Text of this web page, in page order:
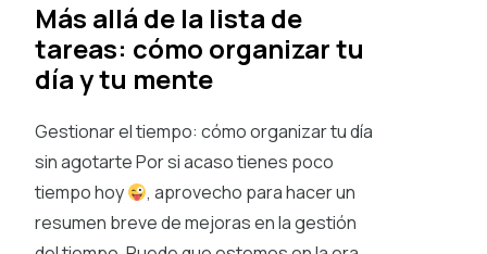
Más allá de la lista de
tareas: cómo organizar tu
día y tu mente
Gestionar el tiempo: cómo organizar tu día
sin agotarte Por si acaso tienes poco
tiempo hoy
, aprovecho para hacer un
resumen breve de mejoras en la gestión